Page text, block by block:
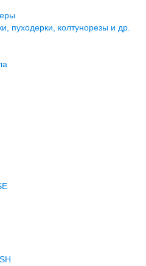
пуходерки, колтунорезы и др.